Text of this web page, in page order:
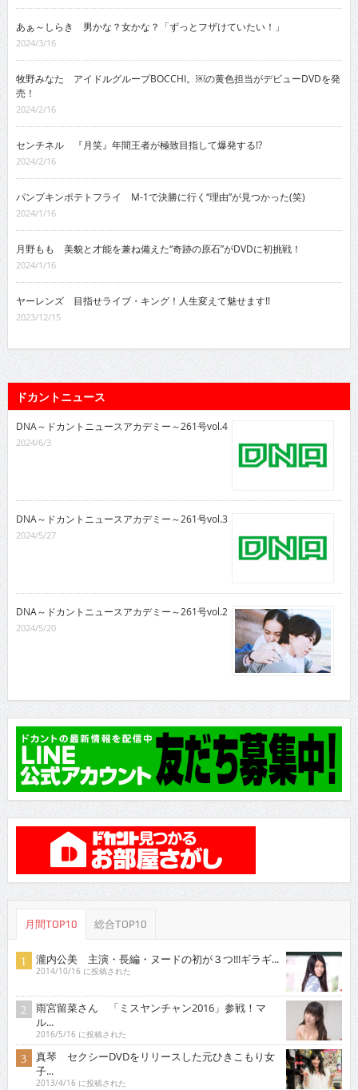
あぁ～しらき 男かな？女かな？「ずっとフザけていたい！」
2024/3/16
牧野みなた アイドルグループBOCCHI。￼の黄色担当がデビューDVDを発
売！
2024/2/16
センチネル 『月笑』年間王者が極致目指して爆発する!?
2024/2/16
パンプキンポテトフライ M-1で決勝に行く“理由”が見つかった(笑)
2024/1/16
月野もも 美貌と才能を兼ね備えた“奇跡の原石”がDVDに初挑戦！
2024/1/16
ヤーレンズ 目指せライブ・キング！人生変えて魅せます!!
2023/12/15
ドカントニュース
DNA～ドカントニュースアカデミー～261号vol.4
2024/6/3
DNA～ドカントニュースアカデミー～261号vol.3
2024/5/27
DNA～ドカントニュースアカデミー～261号vol.2
2024/5/20
月間TOP10 総合TOP10
瀧内公美 主演・長編・ヌードの初が３つ!!!ギラギ...
2014/10/16 に投稿された
雨宮留菜さん 「ミスヤンチャン2016」参戦！マ
ル...
2016/5/16 に投稿された
真琴 セクシーDVDをリリースした元ひきこもり女
子...
2013/4/16 に投稿された